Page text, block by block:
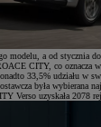
modelu, a od stycznia
CITY, co oznacza
33,5% udziału w
była wybierana
Verso uzyskała 2078